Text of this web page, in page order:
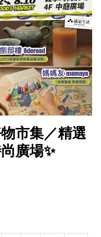
市集／精選
廣場✨